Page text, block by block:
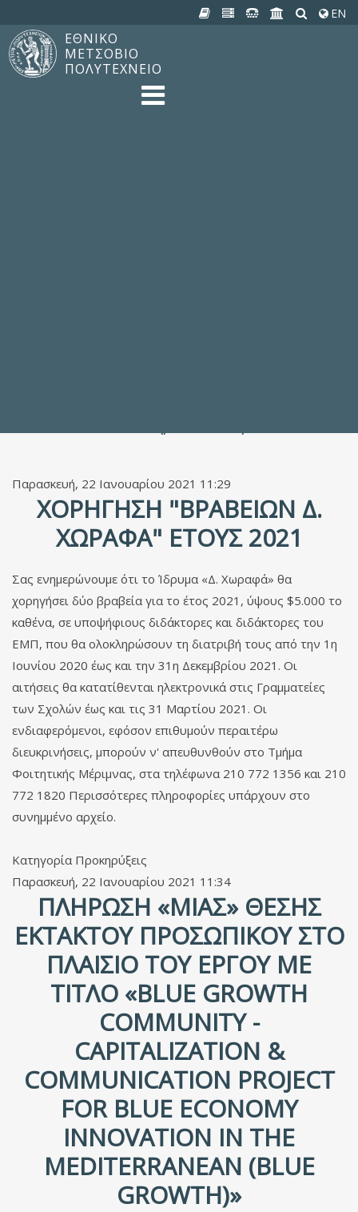
EN
ΕΘΝΙΚΟ
ΜΕΤΣΟΒΙΟ
ΠΟΛΥΤΕΧΝΕΙΟ
Παρασκευή, 22 Ιανουαρίου 2021 11:29
ΧΟΡΉΓΗΣΗ "ΒΡΑΒΕΊΩΝ Δ.
ΧΩΡΑΦΆ" ΈΤΟΥΣ 2021
Σας ενημερώνουμε ότι το Ίδρυμα «Δ. Χωραφά» θα
χορηγήσει δύο βραβεία για το έτος 2021, ύψους $5.000 το
καθένα, σε υποψήφιους διδάκτορες και διδάκτορες του
ΕΜΠ, που θα ολοκληρώσουν τη διατριβή τους από την 1η
Ιουνίου 2020 έως και την 31η Δεκεμβρίου 2021. Οι
αιτήσεις θα κατατίθενται ηλεκτρονικά στις Γραμματείες
των Σχολών έως και τις 31 Μαρτίου 2021. Οι
ενδιαφερόμενοι, εφόσον επιθυμούν περαιτέρω
διευκρινήσεις, μπορούν ν' απευθυνθούν στο Τμήμα
Φοιτητικής Μέριμνας, στα τηλέφωνα 210 772 1356 και 210
772 1820 Περισσότερες πληροφορίες υπάρχουν στο
συνημμένο αρχείο.
Κατηγορία Προκηρύξεις
Παρασκευή, 22 Ιανουαρίου 2021 11:34
ΠΛΉΡΩΣΗ «ΜΊΑΣ» ΘΈΣΗΣ
ΈΚΤΑΚΤΟΥ ΠΡΟΣΩΠΙΚΟΎ ΣΤΟ
ΠΛΑΊΣΙΟ ΤΟΥ ΈΡΓΟΥ ΜΕ
ΤΊΤΛΟ «BLUE GROWTH
COMMUNITY -
CAPITALIZATION &
COMMUNICATION PROJECT
FOR BLUE ECONOMY
INNOVATION IN THE
MEDITERRANEAN (BLUE
GROWTH)»